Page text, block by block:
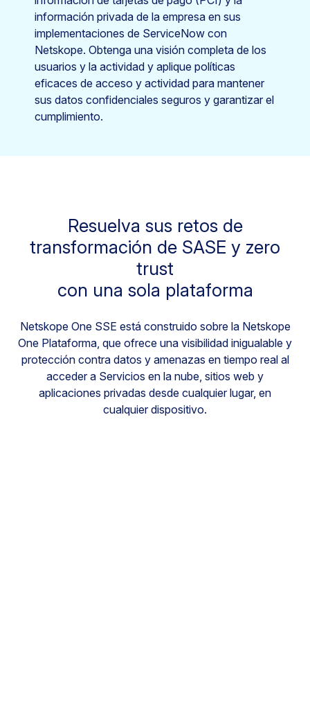
información privada de la empresa en sus
implementaciones de ServiceNow con
Netskope. Obtenga una visión completa de los
usuarios y la actividad y aplique políticas
eficaces de acceso y actividad para mantener
sus datos confidenciales seguros y garantizar el
cumplimiento.
Resuelva sus retos de
transformación de SASE y zero
trust
con una sola plataforma
Netskope One SSE está construido sobre la Netskope
One Plataforma, que ofrece una visibilidad inigualable y
protección contra datos y amenazas en tiempo real al
acceder a Servicios en la nube, sitios web y
aplicaciones privadas desde cualquier lugar, en
cualquier dispositivo.